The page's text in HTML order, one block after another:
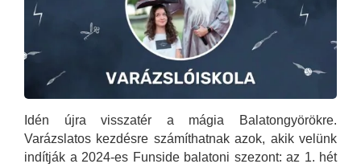
Idén újra visszatér a mágia Balatongyörökre.
Varázslatos kezdésre számíthatnak azok, akik velünk
indítják a 2024-es Funside balatoni szezont: az 1. hét